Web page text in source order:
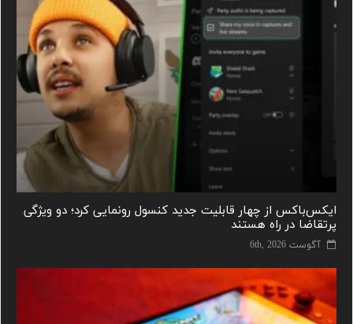
ایکس‌باکس از چهار قابلیت جدید کنسول رونمایی کرد؛ دو ویژگی
پرتقاضا در راه هستند
آگوست 6th, 2026